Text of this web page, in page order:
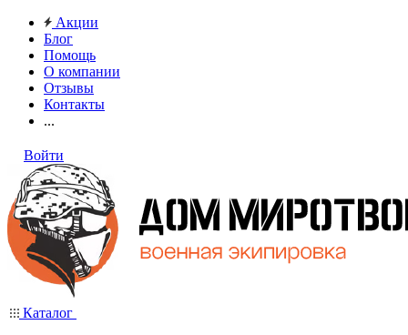
Акции
Блог
Помощь
О компании
Отзывы
Контакты
...
Войти
Каталог